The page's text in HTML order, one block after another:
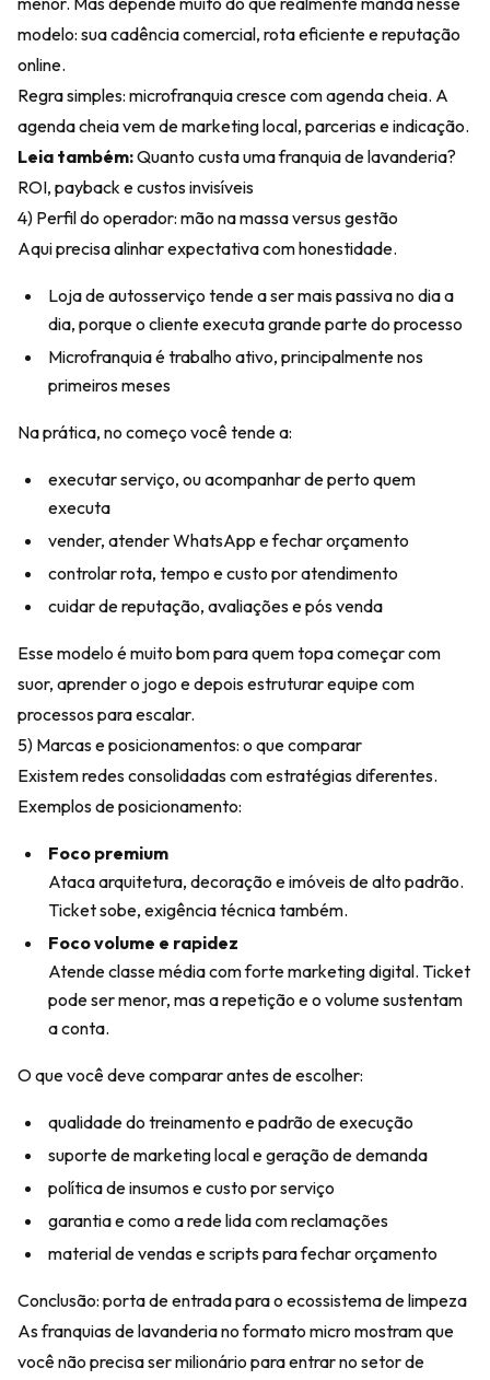
modelo: sua cadência comercial, rota eficiente e reputação
online.
Regra simples: microfranquia cresce com agenda cheia. A
agenda cheia vem de marketing local, parcerias e indicação.
Leia também:Quanto custa uma franquia de lavanderia?
ROI, payback e custos invisíveis
4) Perfil do operador: mão na massa versus gestão
Aqui precisa alinhar expectativa com honestidade.
Loja de autosserviço tende a ser mais passiva no dia a
dia, porque o cliente executa grande parte do processo
Microfranquia é trabalho ativo, principalmente nos
primeiros meses
Na prática, no começo você tende a:
executar serviço, ou acompanhar de perto quem
executa
vender, atender WhatsApp e fechar orçamento
controlar rota, tempo e custo por atendimento
cuidar de reputação, avaliações e pós venda
Esse modelo é muito bom para quem topa começar com
suor, aprender o jogo e depois estruturar equipe com
processos para escalar.
5) Marcas e posicionamentos: o que comparar
Existem redes consolidadas com estratégias diferentes.
Exemplos de posicionamento:
Foco premium
Ataca arquitetura, decoração e imóveis de alto padrão.
Ticket sobe, exigência técnica também.
Foco volume e rapidez
Atende classe média com forte marketing digital. Ticket
pode ser menor, mas a repetição e o volume sustentam
a conta.
O que você deve comparar antes de escolher:
qualidade do treinamento e padrão de execução
suporte de marketing local e geração de demanda
política de insumos e custo por serviço
garantia e como a rede lida com reclamações
material de vendas e scripts para fechar orçamento
Conclusão: porta de entrada para o ecossistema de limpeza
As franquias de lavanderia no formato micro mostram que
você não precisa ser milionário para entrar no setor de